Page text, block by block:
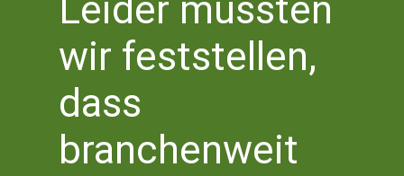
BONN LIEST EIN BUCH
Veranstaltungen BONN LIEST EIN BUCH
Veranstaltungen für
Leider mussten
wir feststellen,
dass
branchenweit